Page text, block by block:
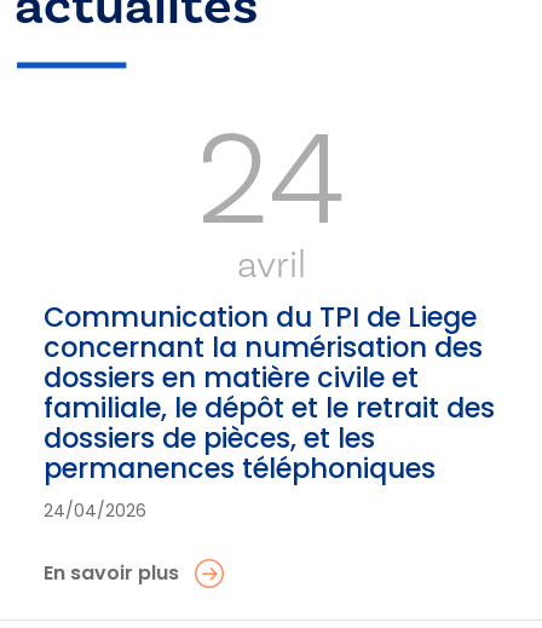
24
avril
Communication du TPI de Liege
concernant la numérisation des
dossiers en matière civile et
familiale, le dépôt et le retrait des
dossiers de pièces, et les
permanences téléphoniques
24/04/2026
En savoir plus